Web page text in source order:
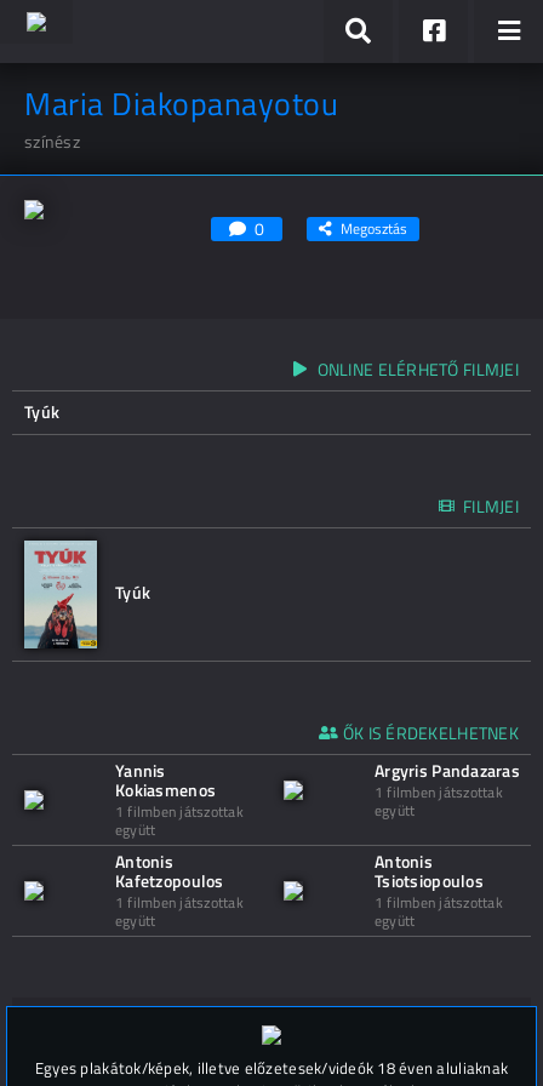
Maria Diakopanayotou
színész
0 Megosztás
ONLINE ELÉRHETŐ FILMJEI
Tyúk
FILMJEI
Tyúk
ŐK IS ÉRDEKELHETNEK
Yannis
Kokiasmenos
1 filmben játszottak
együtt
Argyris Pandazaras
1 filmben játszottak
együtt
Antonis
Kafetzopoulos
1 filmben játszottak
együtt
Antonis
Tsiotsiopoulos
1 filmben játszottak
együtt
Hozzászólások (
Egyes plakátok/képek, illetve előzetesek/videók 18 éven aluliaknak